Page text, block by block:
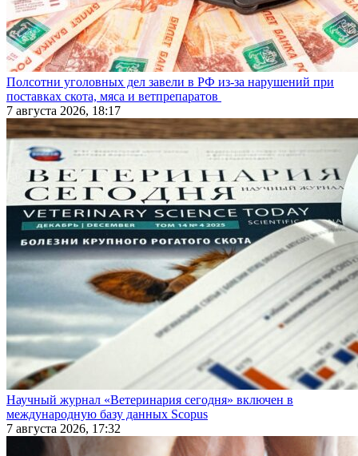
Полсотни уголовных дел завели в РФ из-за нарушений при
поставках скота, мяса и ветпрепаратов
7 августа 2026, 18:17
Научный журнал «Ветеринария сегодня» включен в
международную базу данных Scopus
7 августа 2026, 17:32